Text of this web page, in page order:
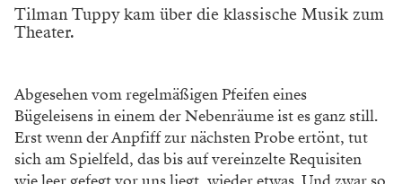
Tilman Tuppy kam über die klassische Musik zum
Theater.
Abgesehen vom regelmäßigen Pfeifen eines
Bügeleisens in einem der Nebenräume ist es ganz still.
Erst wenn der Anpfiff zur nächsten Probe ertönt, tut
sich am Spielfeld, das bis auf vereinzelte Requisiten